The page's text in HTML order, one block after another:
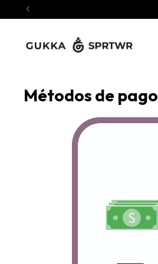
Métodos de pago